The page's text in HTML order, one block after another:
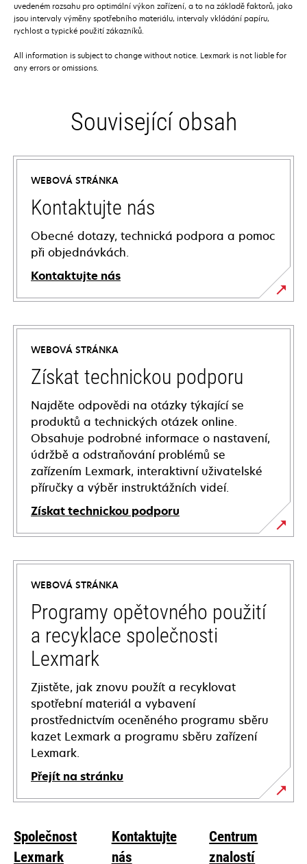
uvedeném rozsahu pro optimální výkon zařízení, a to na základě faktorů, jako
jsou intervaly výměny spotřebního materiálu, intervaly vkládání papíru,
rychlost a typické použití zákazníků.
All information is subject to change without notice. Lexmark is not liable for
any errors or omissions.
Související obsah
WEBOVÁ STRÁNKA
Kontaktujte nás
Obecné dotazy, technická podpora a pomoc
při objednávkách.
Kontaktujte nás
WEBOVÁ STRÁNKA
Získat technickou podporu
Najděte odpovědi na otázky týkající se
produktů a technických otázek online.
Obsahuje podrobné informace o nastavení,
údržbě a odstraňování problémů se
zařízením Lexmark, interaktivní uživatelské
příručky a výběr instruktážních videí.
Získat technickou podporu
opens
in
new
tab
WEBOVÁ STRÁNKA
Programy opětovného použití
a recyklace společnosti
Lexmark
Zjistěte, jak znovu použít a recyklovat
spotřební materiál a vybavení
prostřednictvím oceněného programu sběru
kazet Lexmark a programu sběru zařízení
Lexmark.
Přejít na stránku
Společnost
Lexmark
Kontaktujte
nás
Centrum
znalostí